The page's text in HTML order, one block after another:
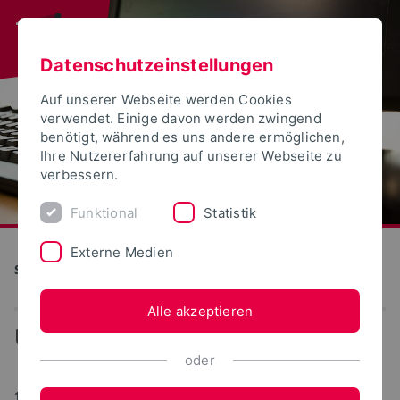
S(kim) - Service Kommunikation Information Medien
... Ereignisse-Termine
16.08.2024
Datenschutzeinstellungen
Auf unserer Webseite werden Cookies
verwendet. Einige davon werden zwingend
benötigt, während es uns andere ermöglichen,
Ihre Nutzererfahrung auf unserer Webseite zu
verbessern.
Funktional Statistik
Externe Medien
Alle akzeptieren
oder